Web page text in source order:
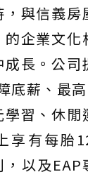
與信義房
企業文化
長。公司
底薪、最
習、休閒
享有每胎
以及EAP